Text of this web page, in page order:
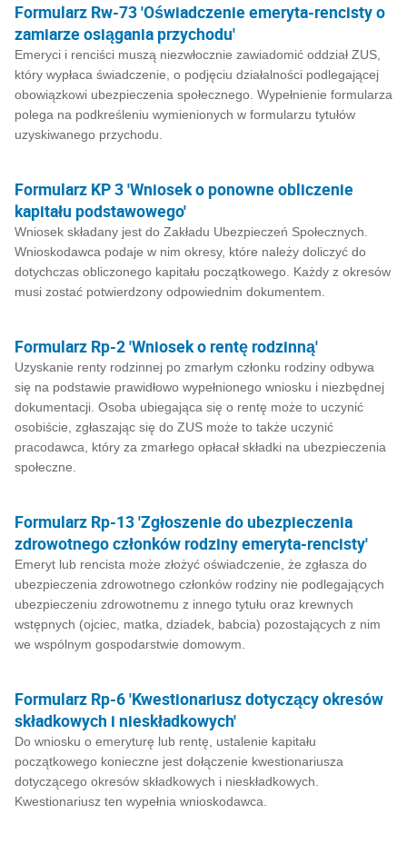
Formularz Rw-73 'Oświadczenie emeryta-rencisty o
zamiarze osiągania przychodu'
Emeryci i renciści muszą niezwłocznie zawiadomić oddział ZUS,
który wypłaca świadczenie, o podjęciu działalności podlegającej
obowiązkowi ubezpieczenia społecznego. Wypełnienie formularza
polega na podkreśleniu wymienionych w formularzu tytułów
uzyskiwanego przychodu.
Formularz KP 3 'Wniosek o ponowne obliczenie
kapitału podstawowego'
Wniosek składany jest do Zakładu Ubezpieczeń Społecznych.
Wnioskodawca podaje w nim okresy, które należy doliczyć do
dotychczas obliczonego kapitału początkowego. Każdy z okresów
musi zostać potwierdzony odpowiednim dokumentem.
Formularz Rp-2 'Wniosek o rentę rodzinną'
Uzyskanie renty rodzinnej po zmarłym członku rodziny odbywa
się na podstawie prawidłowo wypełnionego wniosku i niezbędnej
dokumentacji. Osoba ubiegająca się o rentę może to uczynić
osobiście, zgłaszając się do ZUS może to także uczynić
pracodawca, który za zmarłego opłacał składki na ubezpieczenia
społeczne.
Formularz Rp-13 'Zgłoszenie do ubezpieczenia
zdrowotnego członków rodziny emeryta-rencisty'
Emeryt lub rencista może złożyć oświadczenie, że zgłasza do
ubezpieczenia zdrowotnego członków rodziny nie podlegających
ubezpieczeniu zdrowotnemu z innego tytułu oraz krewnych
wstępnych (ojciec, matka, dziadek, babcia) pozostających z nim
we wspólnym gospodarstwie domowym.
Formularz Rp-6 'Kwestionariusz dotyczący okresów
składkowych i nieskładkowych'
Do wniosku o emeryturę lub rentę, ustalenie kapitału
początkowego konieczne jest dołączenie kwestionariusza
dotyczącego okresów składkowych i nieskładkowych.
Kwestionariusz ten wypełnia wnioskodawca.